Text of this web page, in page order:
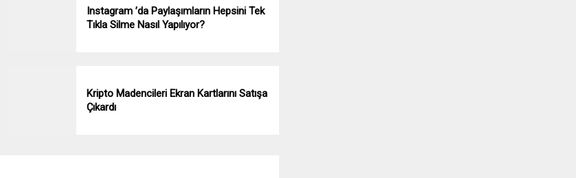
Instagram ’da Paylaşımların Hepsini Tek
Tıkla Silme Nasıl Yapılıyor?
Kripto Madencileri Ekran Kartlarını Satışa
Çıkardı